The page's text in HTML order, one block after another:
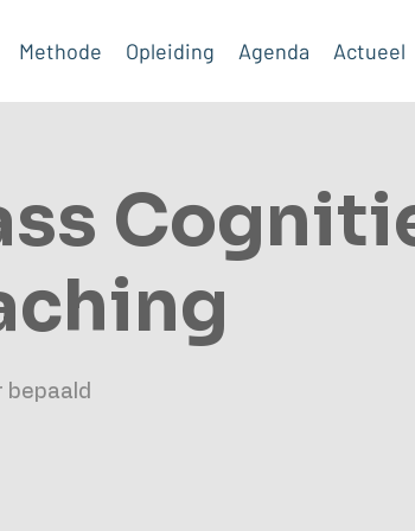
Methode Opleiding Agenda Actueel
bepaald